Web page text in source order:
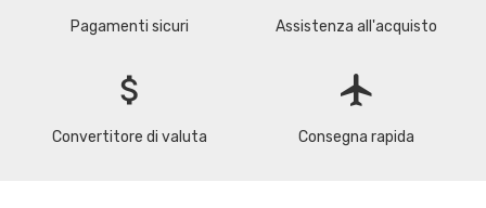
Pagamenti sicuri Assistenza all'acquisto
attach_money
Convertitore di valuta
flight
Consegna rapida